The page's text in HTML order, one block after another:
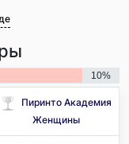
10%
Пиринто Академия
Женщины